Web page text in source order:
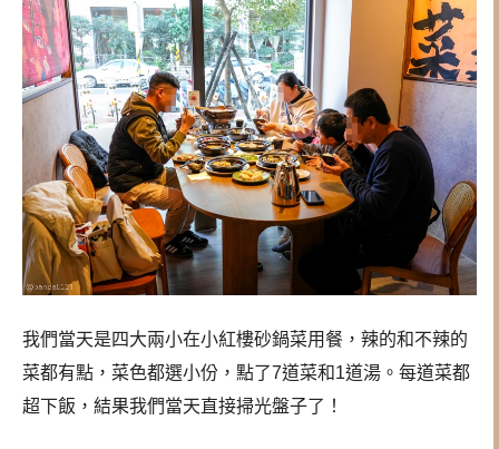
我們當天是四大兩小在小紅樓砂鍋菜用餐，辣的和不辣的
菜都有點，菜色都選小份，點了7道菜和1道湯。每道菜都
超下飯，結果我們當天直接掃光盤子了！